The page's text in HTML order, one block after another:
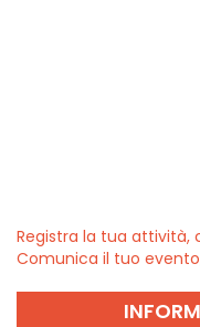
Registra la tua attività,
Comunica il tuo